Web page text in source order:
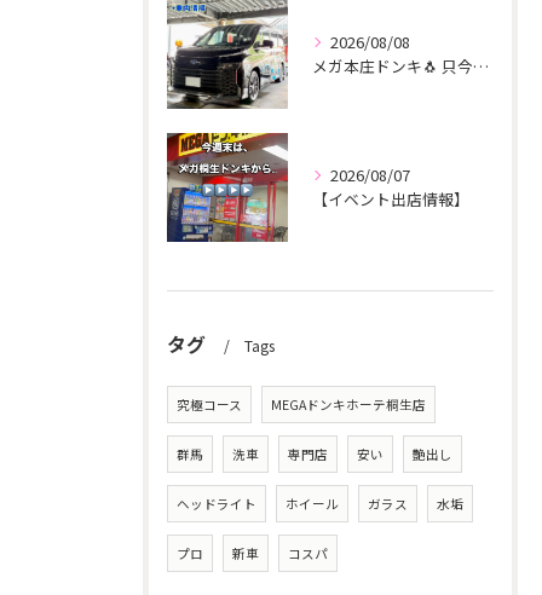
2026/08/08
メガ本庄ドンキ🐧 只今イベント出店中🎶 ヴォクシー ご新規様...
2026/08/07
【イベント出店情報】
タグ Tags
究極コース MEGAドンキホーテ桐生店
群馬 洗車 専門店 安い 艶出し
ヘッドライト ホイール ガラス 水垢
プロ 新車 コスパ